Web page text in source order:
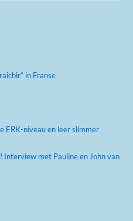
in Franse
ERK-niveau en leer slimmer
met Pauline en John van